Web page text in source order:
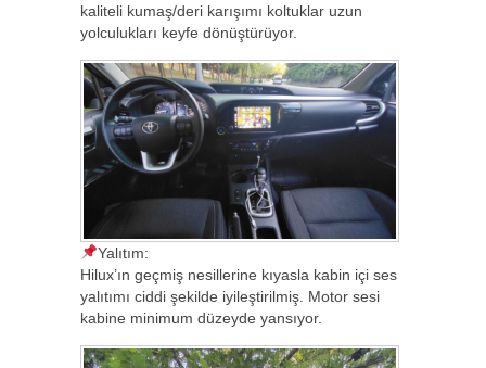
kaliteli kumaş/deri karışımı koltuklar uzun
yolculukları keyfe dönüştürüyor.
Yalıtım:
Hilux’ın geçmiş nesillerine kıyasla kabin içi ses
yalıtımı ciddi şekilde iyileştirilmiş. Motor sesi
kabine minimum düzeyde yansıyor.